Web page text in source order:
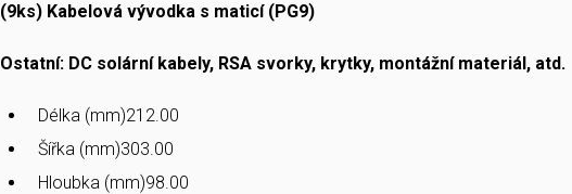
(9ks) Kabelová vývodka s maticí (PG9)
Ostatní: DC solární kabely, RSA svorky, krytky, montážní materiál, atd.
Délka (mm)212.00
Šířka (mm)303.00
Hloubka (mm)98.00